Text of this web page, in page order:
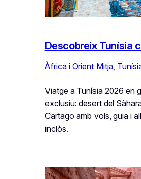
Descobreix Tunísia
Àfrica i Orient Mitja,
Viatge a Tunísia 2026 en
exclusiu: desert del
Cartago amb vols, guia i
inclòs.